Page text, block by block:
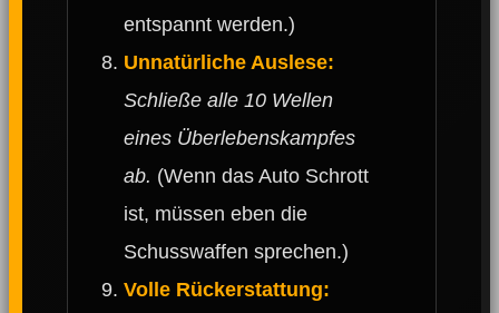
entspannt werden.)
Unnatürliche Auslese:
Schließe alle 10 Wellen
eines Überlebenskampfes
ab. (Wenn das Auto Schrott
ist, müssen eben die
Schusswaffen sprechen.)
Volle Rückerstattung: